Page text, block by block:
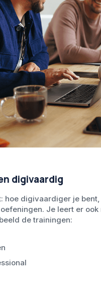
digivaardig
hoe digivaardiger je
Je leert er
de trainingen: